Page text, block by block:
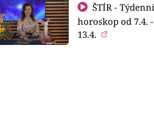
ŠTÍR - Týdenní
horoskop od 7.4. -
13.4.